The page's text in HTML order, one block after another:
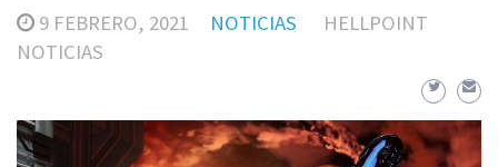
9 FEBRERO, 2021 NOTICIAS
HELLPOINT
NOTICIAS